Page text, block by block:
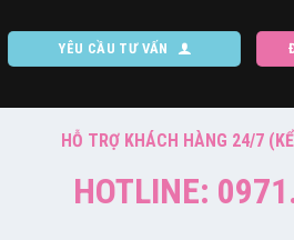
YÊU CẦU TƯ VẤN
HỖ TRỢ KHÁCH HÀNG 24/7
HOTLINE: